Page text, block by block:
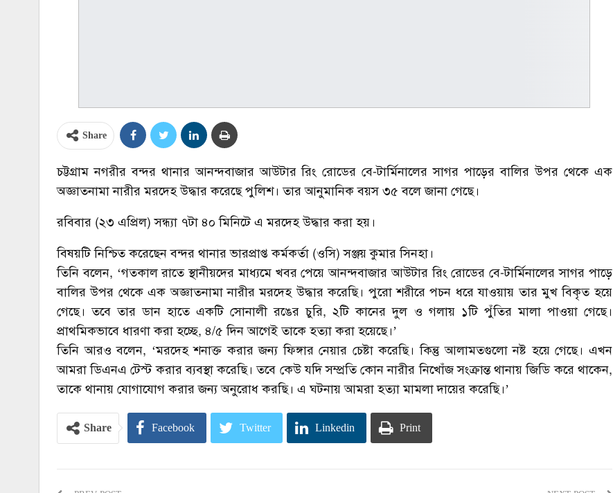
Share
চট্টগ্রাম নগরীর বন্দর থানার আনন্দবাজার আউটার রিং রোডের বে-টার্মিনালের সাগর পাড়ের বালির উপর থেকে এক
অজ্ঞাতনামা নারীর মরদেহ উদ্ধার করেছে পুলিশ। তার আনুমানিক বয়স ৩৫ বলে জানা গেছে।
রবিবার (২৩ এপ্রিল) সন্ধ্যা ৭টা ৪০ মিনিটে এ মরদেহ উদ্ধার করা হয়।
বিষয়টি নিশ্চিত করেছেন বন্দর থানার ভারপ্রাপ্ত কর্মকর্তা (ওসি) সঞ্জয় কুমার সিনহা।
তিনি বলেন, ‘গতকাল রাতে স্থানীয়দের মাধ্যমে খবর পেয়ে আনন্দবাজার আউটার রিং রোডের বে-টার্মিনালের সাগর পাড়ে
বালির উপর থেকে এক অজ্ঞাতনামা নারীর মরদেহ উদ্ধার করেছি। পুরো শরীরে পচন ধরে যাওয়ায় তার মুখ বিকৃত হয়ে
গেছে। তবে তার ডান হাতে একটি সোনালী রঙের চুরি, ২টি কানের দুল ও গলায় ১টি পুঁতির মালা পাওয়া গেছে।
প্রাথমিকভাবে ধারণা করা হচ্ছে, ৪/৫ দিন আগেই তাকে হত্যা করা হয়েছে।’
তিনি আরও বলেন, ‘মরদেহ শনাক্ত করার জন্য ফিঙ্গার নেয়ার চেষ্টা করেছি। কিন্তু আলামতগুলো নষ্ট হয়ে গেছে। এখন
আমরা ডিএনএ টেস্ট করার ব্যবস্থা করেছি। তবে কেউ যদি সম্প্রতি কোন নারীর নিখোঁজ সংক্রান্ত থানায় জিডি করে থাকেন,
তাকে থানায় যোগাযোগ করার জন্য অনুরোধ করছি। এ ঘটনায় আমরা হত্যা মামলা দায়ের করেছি।’
Share Facebook Twitter Linkedin Print